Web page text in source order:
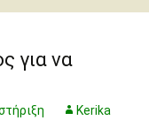
για να
Kerika